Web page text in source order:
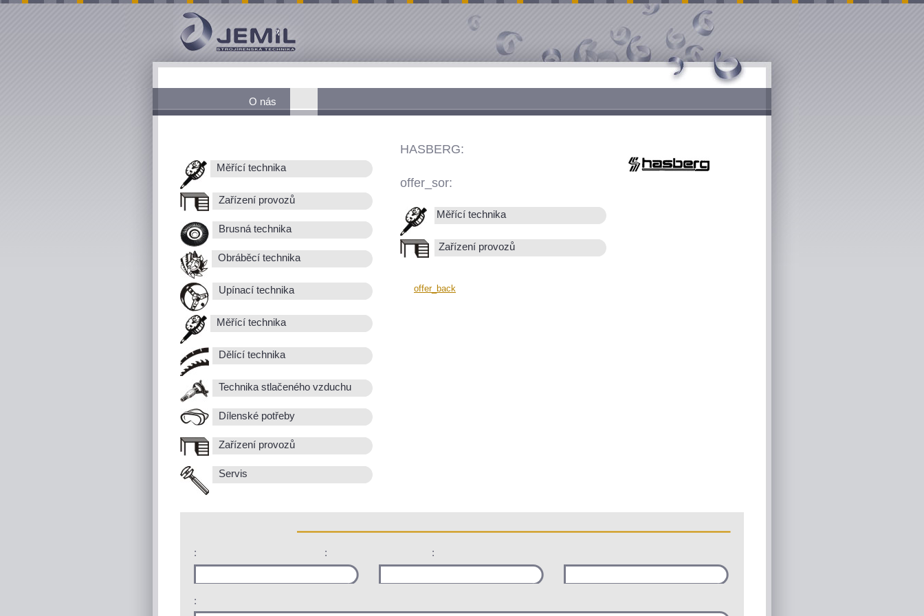
O nás
Měřící technika
Zařízení provozů
Brusná technika
Obráběcí technika
Upínací technika
Měřící technika
Dělící technika
Technika stlačeného vzduchu
Dílenské potřeby
Zařízení provozů
Servis
HASBERG:
offer_sor:
Měřící technika
Zařízení provozů
offer_back
: : :
: